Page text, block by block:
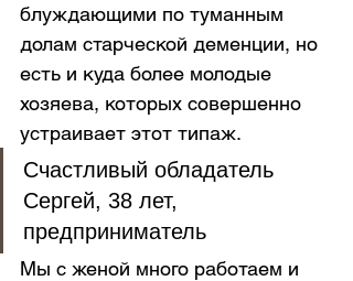
блуждающими по туманным
долам старческой деменции, но
есть и куда более молодые
хозяева, которых совершенно
устраивает этот типаж.
Счастливый обладатель
Сергей, 38 лет,
предприниматель
Мы с женой много работаем и